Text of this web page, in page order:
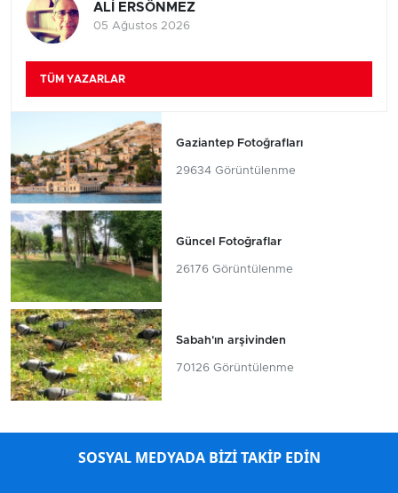
ALİ ERSÖNMEZ
05 Ağustos 2026
TÜM YAZARLAR
Gaziantep Fotoğrafları
29634 Görüntülenme
Güncel Fotoğraflar
26176 Görüntülenme
Sabah'ın arşivinden
70126 Görüntülenme
SOSYAL MEDYADA BİZİ TAKİP EDİN